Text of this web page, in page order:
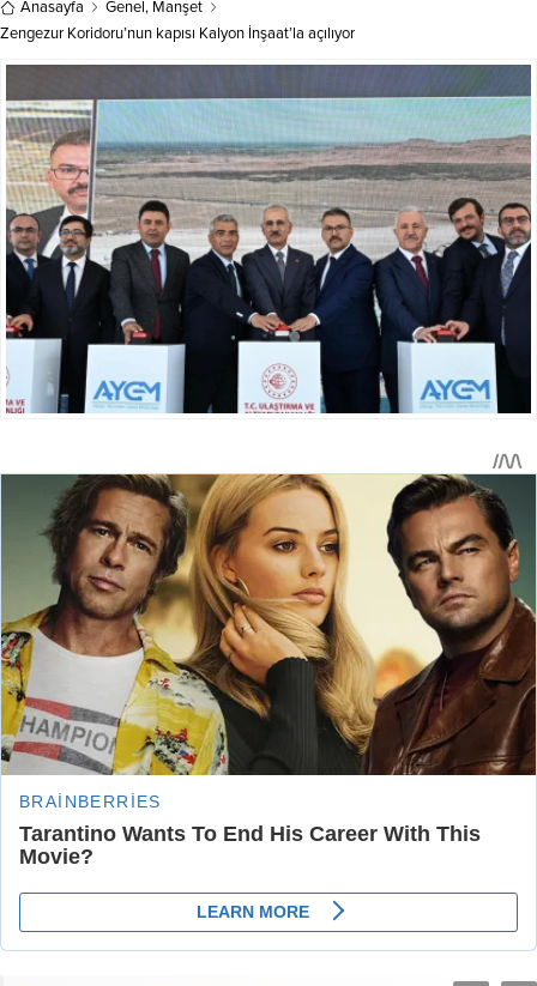
Anasayfa Genel, Manşet
Zengezur Koridoru’nun kapısı Kalyon İnşaat’la açılıyor